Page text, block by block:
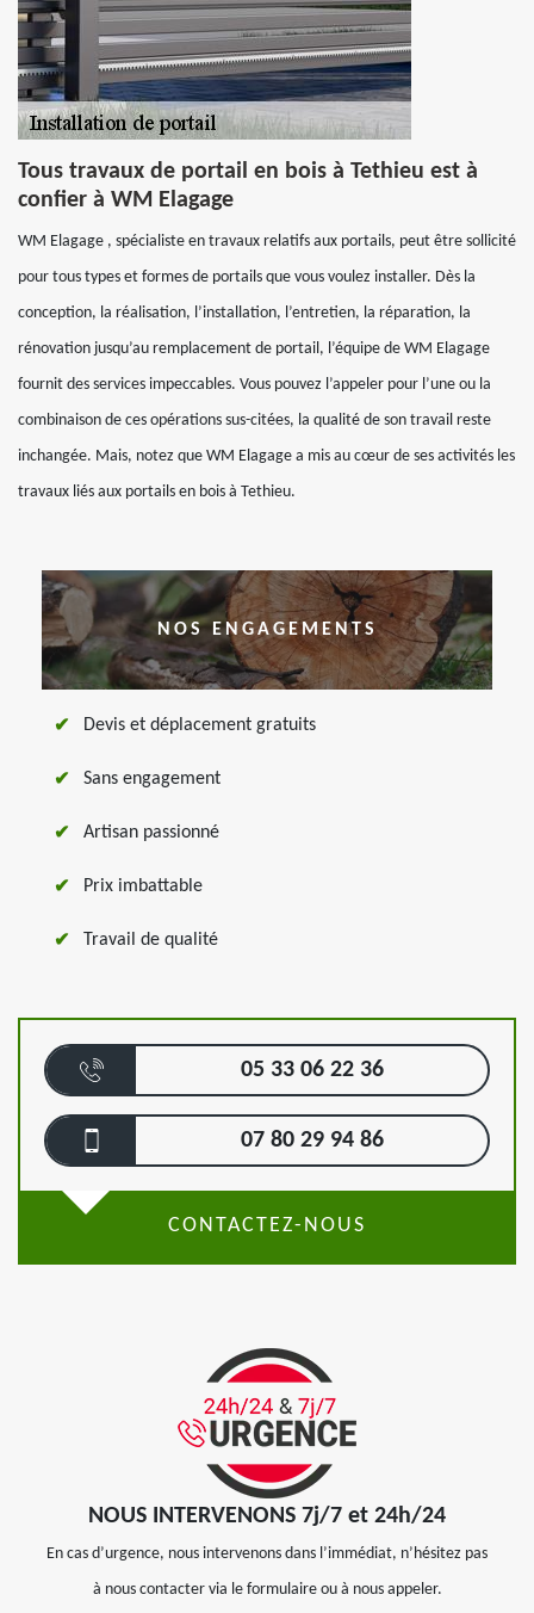
Tous travaux de portail en bois à Tethieu est à
confier à WM Elagage
WM Elagage , spécialiste en travaux relatifs aux portails, peut être sollicité
pour tous types et formes de portails que vous voulez installer. Dès la
conception, la réalisation, l’installation, l’entretien, la réparation, la
rénovation jusqu’au remplacement de portail, l’équipe de WM Elagage
fournit des services impeccables. Vous pouvez l’appeler pour l’une ou la
combinaison de ces opérations sus-citées, la qualité de son travail reste
inchangée. Mais, notez que WM Elagage a mis au cœur de ses activités les
travaux liés aux portails en bois à Tethieu.
NOS ENGAGEMENTS
Devis et déplacement gratuits
Sans engagement
Artisan passionné
Prix imbattable
Travail de qualité
05 33 06 22 36
07 80 29 94 86
CONTACTEZ-NOUS
NOUS INTERVENONS 7j/7 et 24h/24
En cas d’urgence, nous intervenons dans l’immédiat, n’hésitez pas
à nous contacter via le formulaire ou à nous appeler.